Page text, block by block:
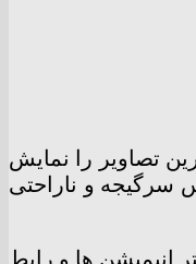
تصاویر را نمایش
سرگیجه و ناراحتی
انیمیشن ها و رابط